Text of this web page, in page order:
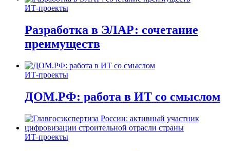
ИТ-проекты
Разработка в ЭЛАР: сочетание
преимуществ
ИТ-проекты
ДОМ.РФ: работа в ИТ со смыслом
ИТ-проекты